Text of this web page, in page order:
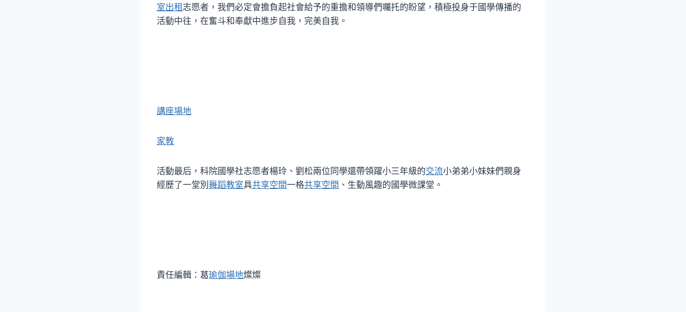
室出租 志愿者，我們必定會擔負起社會給予的重擔和領導們囑托的盼望，積極投身于國學傳播的
活動中往，在奮斗和奉獻中進步自我，完美自我。
講座場地
家教
活動最后，科院國學社志愿者楊玲、劉松兩位同學還帶領躍小三年級的交流小弟弟小妹妹們親身
經歷了一堂別 舞蹈教室具共享空間一格共享空間 、生動風趣的國學微課堂。
責任編輯：葛瑜伽場地燦燦